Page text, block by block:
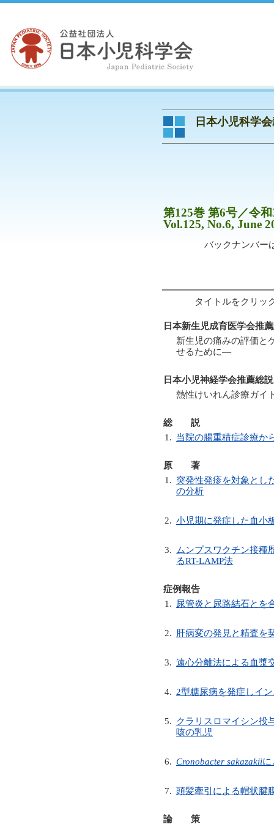
日本小児科学
第125巻 第6号／令
Vol.125, No.6, June
バックナンバー
タイトルをクリッ
日本新生児成育医学会推
新生児の痛みの評価と
せるために―
日本小児神経学会推薦総説
熱性けいれん診療ガイ
総 説
1. 当院の腸重積症診療か
原 著
1. 突発性発疹を対象とし
の分析
2. 小児期に発症した血小
3.
ムンプスワクチン接種
るRT-LAMP法
症例報告
1.
尿管炎と尿路結石とを
2. 肝病変の発見と精査を
3. 遠心分離法による血漿
4. 2型糖尿病を発症しイ
5. クラリスロマイシン投
咳の乳児
6. Cronobacter sakazakiiに
7. 頭髪牽引による帽状腱
論 策